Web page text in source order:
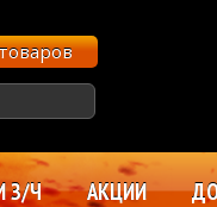
З/Ч АКЦИИ